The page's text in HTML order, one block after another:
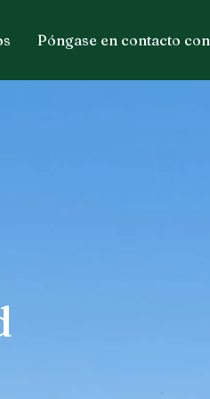
Póngase en contacto con